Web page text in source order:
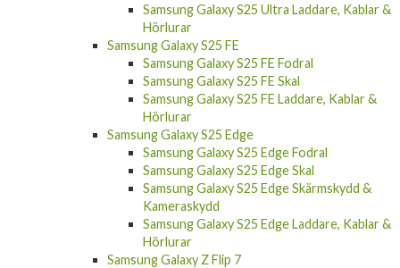
Samsung Galaxy S25 Ultra Laddare, Kablar &
Hörlurar
Samsung Galaxy S25 FE
Samsung Galaxy S25 FE Fodral
Samsung Galaxy S25 FE Skal
Samsung Galaxy S25 FE Laddare, Kablar &
Hörlurar
Samsung Galaxy S25 Edge
Samsung Galaxy S25 Edge Fodral
Samsung Galaxy S25 Edge Skal
Samsung Galaxy S25 Edge Skärmskydd &
Kameraskydd
Samsung Galaxy S25 Edge Laddare, Kablar &
Hörlurar
Samsung Galaxy Z Flip 7